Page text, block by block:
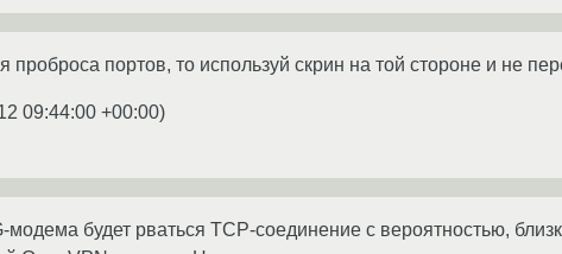
проброса портов, то используй скрин на той стороне и не
09:44:00 +00:00)
модема будет рваться TCP-соединение с вероятностью,